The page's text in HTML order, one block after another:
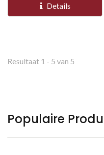
Details
Resultaat 1 - 5 van 5
Populaire